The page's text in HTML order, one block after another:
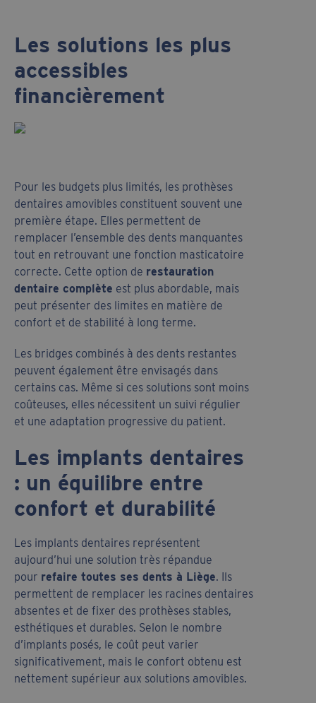
Les solutions les plus
accessibles
financièrement
Pour les budgets plus limités, les prothèses
dentaires amovibles constituent souvent une
première étape. Elles permettent de
remplacer l’ensemble des dents manquantes
tout en retrouvant une fonction masticatoire
correcte. Cette option de restauration
dentaire complète est plus abordable, mais
peut présenter des limites en matière de
confort et de stabilité à long terme.
Les bridges combinés à des dents restantes
peuvent également être envisagés dans
certains cas. Même si ces solutions sont moins
coûteuses, elles nécessitent un suivi régulier
et une adaptation progressive du patient.
Les implants dentaires
: un équilibre entre
confort et durabilité
Les implants dentaires représentent
aujourd’hui une solution très répandue
pour refaire toutes ses dents à Liège. Ils
permettent de remplacer les racines dentaires
absentes et de fixer des prothèses stables,
esthétiques et durables. Selon le nombre
d’implants posés, le coût peut varier
significativement, mais le confort obtenu est
nettement supérieur aux solutions amovibles.